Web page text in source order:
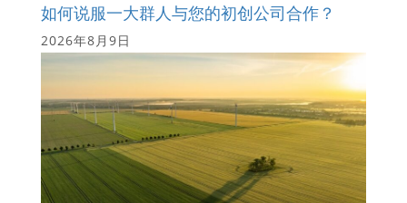
如何说服一大群人与您的初创公司合作？
2026年8月9日